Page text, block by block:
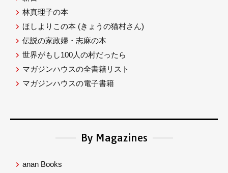
林真理子の本
ほしよりこの本 (きょうの猫村さん)
伝説の家政婦・志麻の本
世界がもし100人の村だったら
マガジンハウスの全書籍リスト
マガジンハウスの電子書籍
By Magazines
anan Books